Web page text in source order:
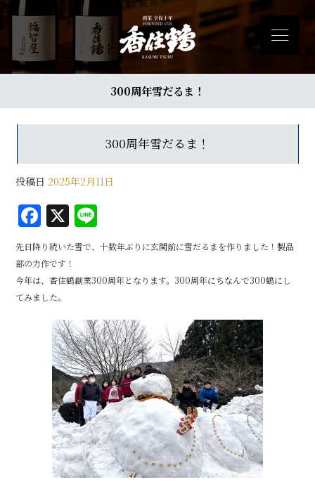
300周年雪だるま！
300周年雪だるま！
投稿日 2025年2月11日
F
a
c
e
b
o
o
k
X
n
e
先日降り続いた雪で、十数年ぶりに玄関前に雪だるまを作りました！製品
部の力作です！
今年は、香住鶴創業300周年となります。300周年にちなんで300鶴にし
てみました。